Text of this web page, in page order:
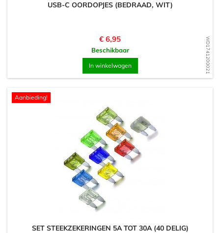
WD1741200021
USB-C OORDOPJES (BEDRAAD, WIT)
Prijs
€ 6,95
Beschikbaar
In winkelwagen
Aanbieding!
SET STEEKZEKERINGEN 5A TOT 30A (40 DELIG)